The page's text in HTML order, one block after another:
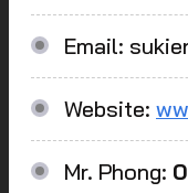
Email:
Website:
Mr. Phong: